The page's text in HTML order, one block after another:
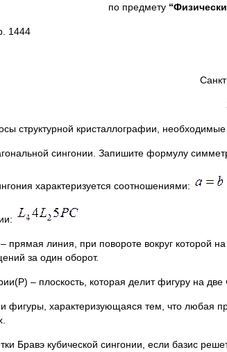
по предмету
структурной кристаллографии,
сингонии. Запишите формулу
характеризуется соотношениями:
прямая линия, при повороте вокруг которой
за один оборот.
– плоскость, которая делит фигуру на
фигуры, характеризующаяся тем, что любая
Бравэ кубической сингонии, если базис